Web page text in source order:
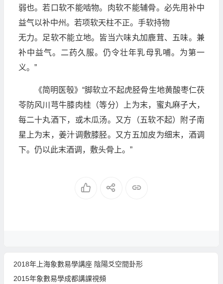
弱也。若口软不能啮物。肉软不能辅骨。必先用补中
益气以补中州。若项软天柱不正。手软持物
无力。足软不能立地。皆当六味丸加鹿茸、五味。兼
补中益气。二药久服。仍令壮年乳母乳哺。为第一
义。”
《简明医彀》“脚软立不起虎胫骨生地黄酸枣仁茯
苓防风川芎牛膝肉桂（等分）上为末，蜜丸麻子大，
每二十丸酒下，或木瓜汤。又方（五软不起）附子南
星上为末，姜汁调敷膝胫。又方五加皮为细末，酒调
下。仍以此末酒调，敷头骨上。”
2018年上海象數易學講座 陰陽爻空間卦形
2015年象數易學成都講課視頻